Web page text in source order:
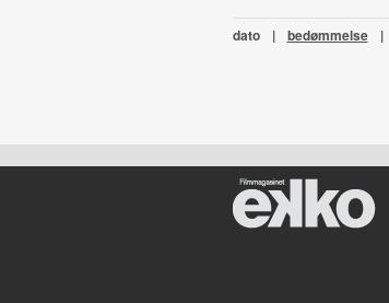
dato | bedømmelse |